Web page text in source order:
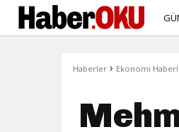
Haberler › Ekonomi